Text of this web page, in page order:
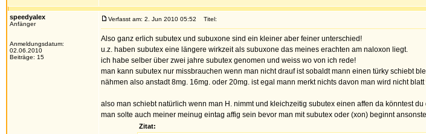
speedyalex
Anfänger
Anmeldungsdatum:
02.06.2010
Beiträge: 15
Verfasst am: 2. Jun 2010 05:52 Titel:
Also ganz erlich subutex und subuxone sind ein kleiner aber feiner unterschied!
u.z. haben subutex eine längere wirkzeit als subuxone das meines erachten am naloxon liegt.
ich habe selber über zwei jahre subutex genomen und weiss wo von ich rede!
man kann subutex nur missbrauchen wenn man nicht drauf ist sobaldt mann einen türky schiebt
nähmen also anstadt 8mg. 16mg. oder 20mg. ist egal mann merkt nichts davon man wird nicht
also man schiebt natürlich wenn man H. nimmt und kleichzeitig subutex einen affen da könntest
man solte auch meiner meinug eintag affig sein bevor man mit subutex oder (xon) beginnt
Zitat: